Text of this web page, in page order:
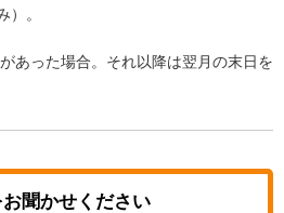
）。
あった場合。それ以降は翌月の末日を
聞かせください